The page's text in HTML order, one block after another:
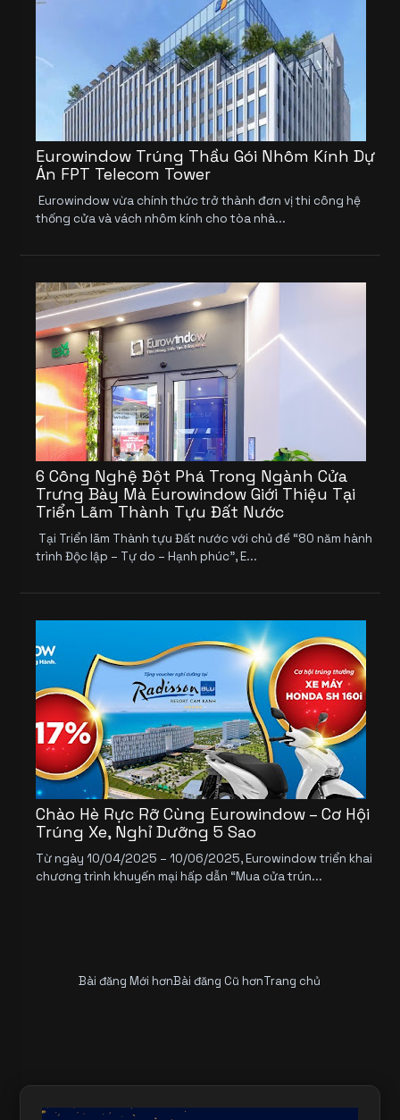
Eurowindow Trúng Thầu Gói Nhôm Kính Dự
Án FPT Telecom Tower
Eurowindow vừa chính thức trở thành đơn vị thi công hệ
thống cửa và vách nhôm kính cho tòa nhà...
6 Công Nghệ Đột Phá Trong Ngành Cửa
Trưng Bày Mà Eurowindow Giới Thiệu Tại
Triển Lãm Thành Tựu Đất Nước
Tại Triển lãm Thành tựu Đất nước với chủ đề “80 năm hành
trình Độc lập – Tự do – Hạnh phúc”, E...
Chào Hè Rực Rỡ Cùng Eurowindow – Cơ Hội
Trúng Xe, Nghỉ Dưỡng 5 Sao
Từ ngày 10/04/2025 – 10/06/2025, Eurowindow triển khai
chương trình khuyến mại hấp dẫn “Mua cửa trún...
Bài đăng Mới hơnBài đăng Cũ hơnTrang chủ